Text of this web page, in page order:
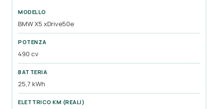
BMW X5 xDrive50e
490 cv
25,7 kWh